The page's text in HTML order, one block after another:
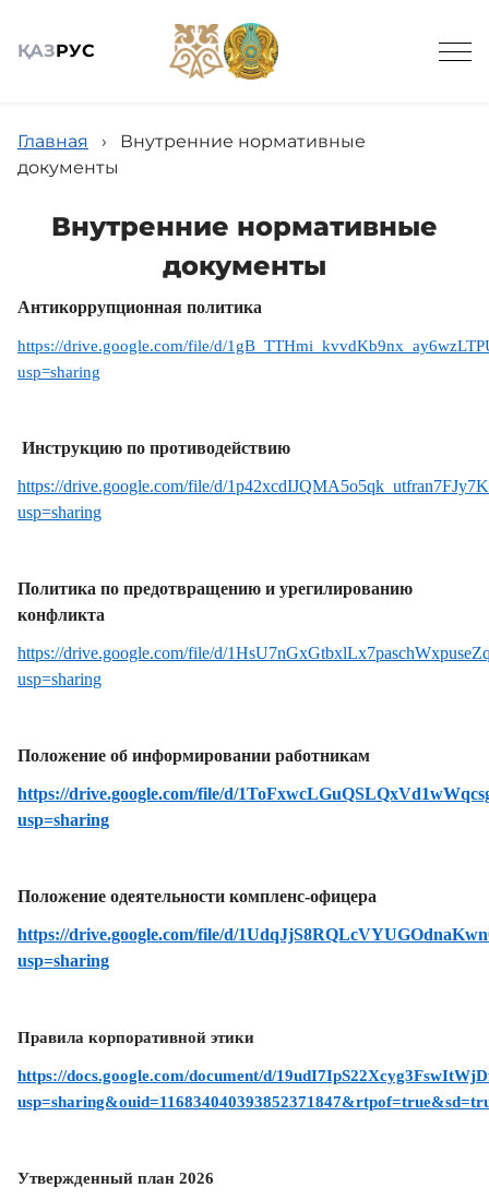
ҚАЗРУС
Общие сведения
Детские сады
Комплаенс-офицер
Версия для слабовидящих
Главная ›
Внутренние нормативные
документы
Внутренние нормативные
документы
Антикоррупционная политика
https://drive.google.com/file/d/
usp=sharing
Инструкцию по противодействию
https://drive.google.com/file/d/
usp=sharing
Политика по предотвращению и урегилированию
конфликта
https://drive.google.com/file/d/
usp=sharing
Положение об информировании работникам
https://drive.google.com/file/d/
usp=sharing
Положение одеятельности компленс-офицера
https://drive.google.com/file/d/
usp=sharing
Правила корпоративной этики
https://docs.google.com/document/d/
Утвержденный план 2026